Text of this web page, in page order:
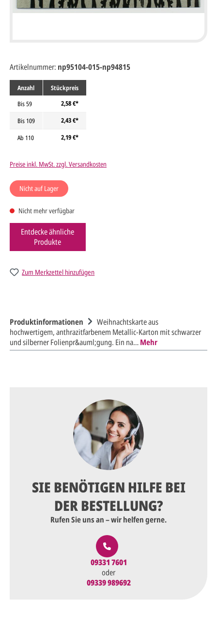
Anzahl
Stückpreis
Bis59
2,58 €*
Bis 109
2,43 €*
Ab 110 2,19 €*
Preise inkl. MwSt. zzgl. Versandkosten
Nicht auf Lager
Nicht mehr verfügbar
Entdecke ähnliche
Produkte
Zum Merkzettel hinzufügen
Artikelnummer: np95104-015-np94815
Produktinformationen
Weihnachtskarte aus
hochwertigem, anthrazitfarbenem Metallic-Karton mit schwarzer
und silberner Folienpr&auml;gung. Ein na…Mehr
SIE BENÖTIGEN HILFE BEI
DER BESTELLUNG?
Rufen Sie uns an – wir helfen gerne.
09331 7601
oder
09339 989692